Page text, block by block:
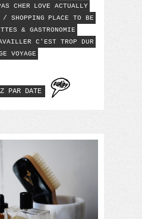
CHER
LOVE ACTUALLY
/ SHOPPING
PLACE TO BE
& GASTRONOMIE
C'EST TROP DUR
VOYAGE
PAR DATE